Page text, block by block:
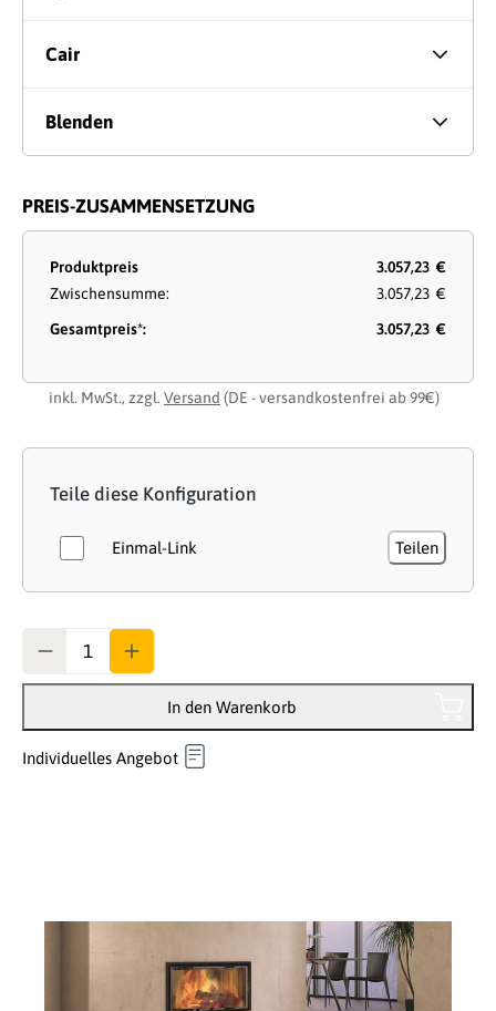
Cair
Blenden
PREIS-ZUSAMMENSETZUNG
Produktpreis
3.057,23 €
Zwischensumme:
3.057,23 €
Gesamtpreis*:
3.057,23 €
inkl. MwSt., zzgl. Versand (DE - versandkostenfrei ab 99€)
Teile diese Konfiguration
Einmal-Link Teilen
In den Warenkorb
Individuelles Angebot